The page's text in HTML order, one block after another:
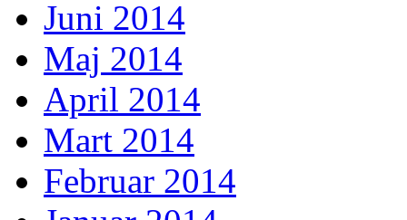
Juni 2014
Maj 2014
April 2014
Mart 2014
Februar 2014